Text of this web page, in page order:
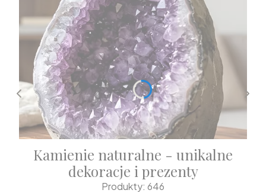
Kamienie naturalne - unikalne
dekoracje i prezenty
Produkty: 646